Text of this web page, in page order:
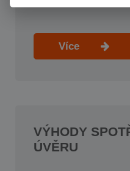
Více
VÝHODY
ÚVĚRU